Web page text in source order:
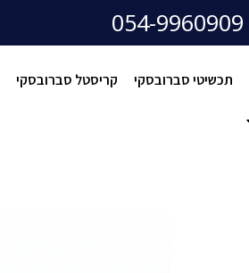
תכשיטי סברובסקי קריסטל סברובסקי